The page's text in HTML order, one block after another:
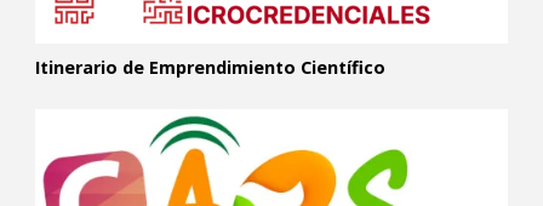
Itinerario de Emprendimiento Científico